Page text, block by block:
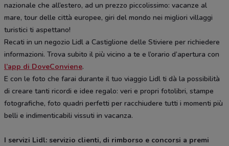
nazionale che all’estero, ad un prezzo piccolissimo: vacanze al
mare, tour delle città europee, giri del mondo nei migliori villaggi
turistici ti aspettano!
Recati in un negozio Lidl a Castiglione delle Stiviere per richiedere
informazioni. Trova subito il più vicino a te e l’orario d’apertura con
l’app di DoveConviene.
E con le foto che farai durante il tuo viaggio Lidl ti dà la possibilità
di creare tanti ricordi e idee regalo: veri e propri fotolibri, stampe
fotografiche, foto quadri perfetti per racchiudere tutti i momenti più
belli e indimenticabili vissuti in vacanza.
I servizi Lidl: servizio clienti, di rimborso e concorsi a premi